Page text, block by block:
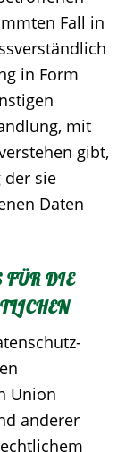
Fall in
in Form
mit
gibt,
der sie
Daten
FÜR DIE
Union
anderer